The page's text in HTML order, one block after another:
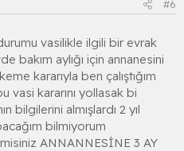
#6
vasilikle ilgili bir evrak
bakım aylığı için annanesini
kararıyla ben çalıştığım
vasi kararını yollasak bi
bilgilerini almışlardı 2 yıl
bilmiyorum
ANNANNESİNE 3 AY